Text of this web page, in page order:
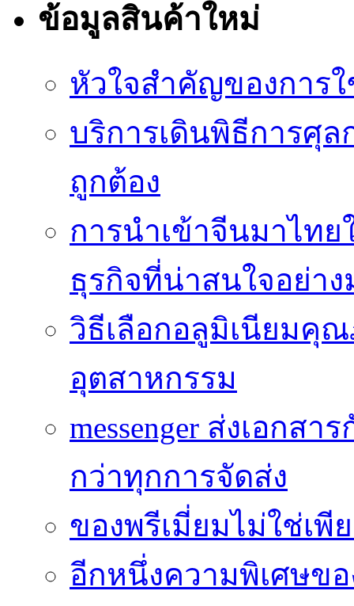
ข้อมูลสินค้าใหม่
หัวใจสำคัญของการ
บริการเดินพิธีการศุล
ถูกต้อง
การนำเข้าจีนมาไท
ธุรกิจที่น่าสนใจอย่าง
วิธีเลือกอลูมิเนียมคุ
อุตสาหกรรม
messenger ส่งเอกส
กว่าทุกการจัดส่ง
ของพรีเมี่ยมไม่ใช่เพี
อีกหนึ่งความพิเศษข